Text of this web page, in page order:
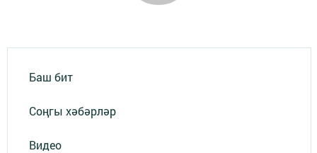
Баш бит
Соңгы хәбәрләр
Видео